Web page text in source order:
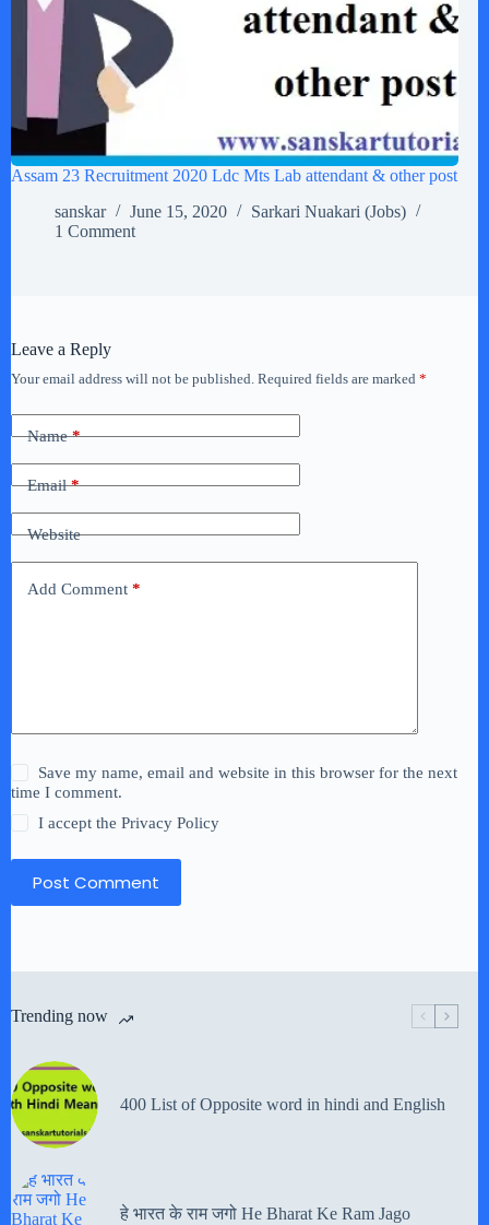
Assam 23 Recruitment 2020 Ldc Mts Lab attendant & other post
sanskar
June 15, 2020
Sarkari Nuakari (Jobs)
1 Comment
Leave a Reply
Your email address will not be published. Required fields are marked *
Name*
Email*
Website
Add Comment *
Save my name, email and website in this browser for the next
time I comment.
I accept thePrivacy Policy
Post Comment
Trending now
400 List of Opposite word in hindi and English
हे भारत के राम जगो He Bharat Ke Ram Jago